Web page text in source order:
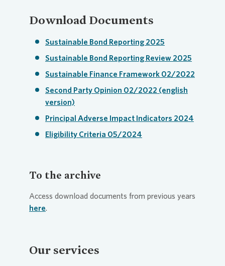
Download Documents
Sustainable Bond Reporting 2025
Sustainable Bond Reporting Review 2025
Sustainable Finance Framework 02/2022
Second Party Opinion 02/2022 (english
version)
Principal Adverse Impact Indicators 2024
Eligibility Criteria 05/2024
To the archive
Access download documents from previous years
here.
Our services